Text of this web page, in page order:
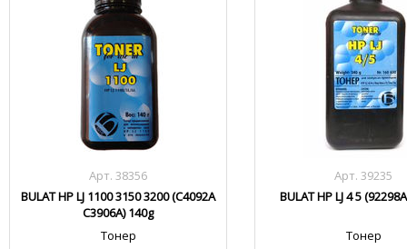
Арт. 38356
BULAT HP LJ 1100 3150 3200 (C4092A
C3906A) 140g
Тонер
Арт. 39235
BULAT HP LJ 4 5
Тонер